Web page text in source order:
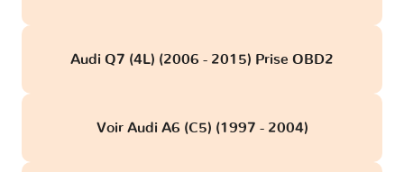
Audi Q7 (4L) (2006 - 2015) Prise OBD2
Voir Audi A6 (C5) (1997 - 2004)